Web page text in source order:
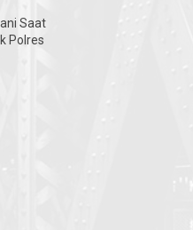
Saat
Polres